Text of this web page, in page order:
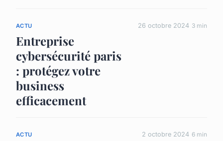
ACTU
Entreprise
cybersécurité paris
: protégez votre
business
efficacement
26 octobre 2024 3 min
ACTU 2 octobre 2024 6 min